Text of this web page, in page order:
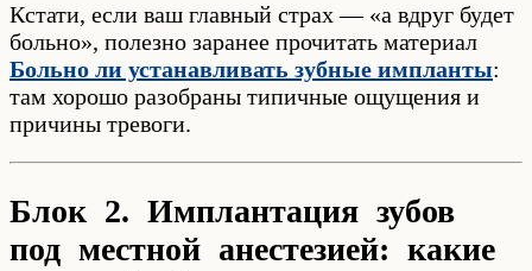
Кстати, если ваш главный страх — «а вдруг будет
больно», полезно заранее прочитать материал
Больно ли устанавливать зубные импланты:
там хорошо разобраны типичные ощущения и
причины тревоги.
Блок 2. Имплантация зубов
под местной анестезией: какие